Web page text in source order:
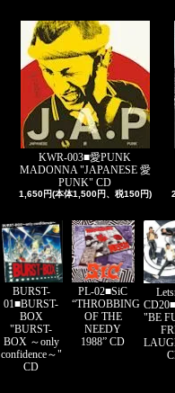
KWR-003■愛PUNK
MADONNA "JAPANESE 愛
PUNK" CD
1,650円(本体1,500円、税150円)
BURST-
01■BURST-
BOX
"BURST-
BOX ～only
confidence～"
CD
PL-02■SiC
“THROBBING
OF THE
NEEDY
1988” CD
"BE